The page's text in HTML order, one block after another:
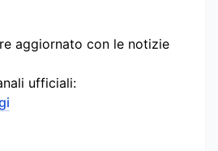
aggiornato con le notizie
ufficiali: